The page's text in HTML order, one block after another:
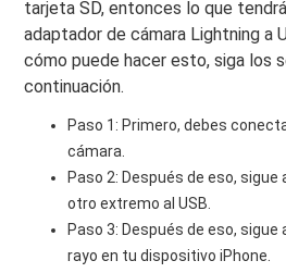
tarjeta SD, entonces lo que
adaptador de cámara Lightning a
cómo puede hacer esto, siga los
continuación.
Paso 1: Primero, debes
cámara.
Paso 2: Después de eso, sigue
otro extremo al USB.
Paso 3: Después de eso,
rayo en tu dispositivo iPhone.